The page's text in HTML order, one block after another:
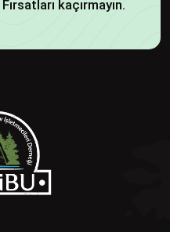
kaçırmayın.